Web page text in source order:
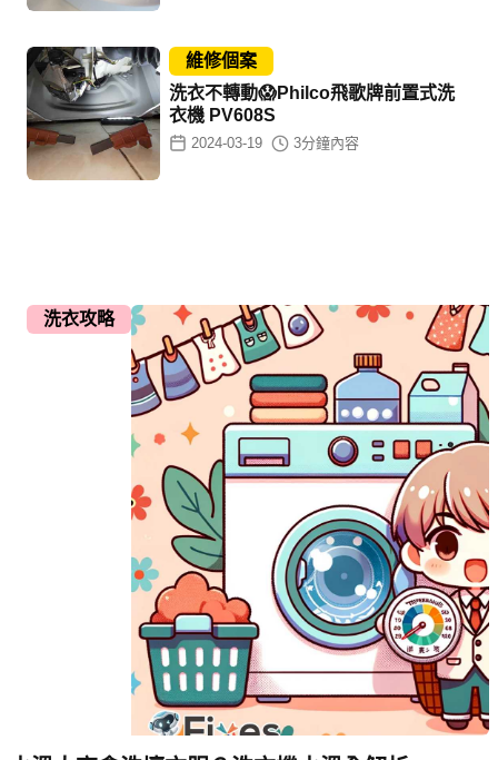
維修個案
洗衣不轉動😱Philco飛歌牌前置式洗
衣機 PV608S
2024-03-19 3分鐘內容
洗衣攻略